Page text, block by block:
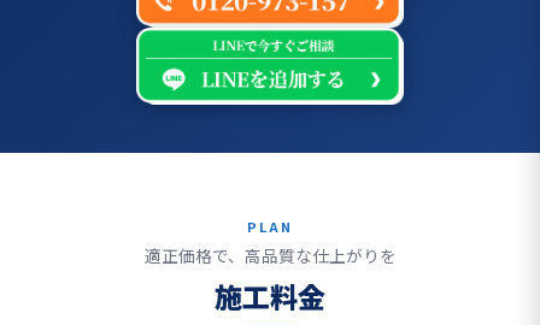
PLAN
適正価格で、高品質な仕上がりを
施工料金